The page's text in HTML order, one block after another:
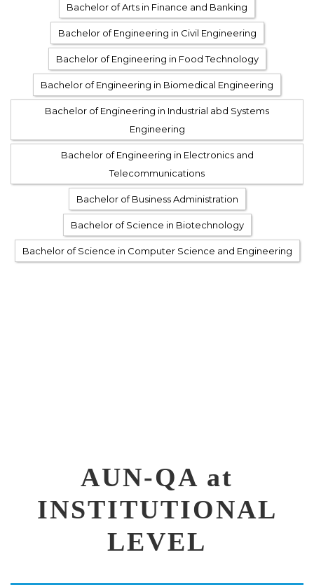
Bachelor of Arts in Finance and Banking
Bachelor of Engineering in Civil Engineering
Bachelor of Engineering in Food Technology
Bachelor of Engineering in Biomedical Engineering
Bachelor of Engineering in Industrial abd Systems
Engineering
Bachelor of Engineering in Electronics and
Telecommunications
Bachelor of Business Administration
Bachelor of Science in Biotechnology
Bachelor of Science in Computer Science and Engineering
AUN-QA at
INSTITUTIONAL
LEVEL